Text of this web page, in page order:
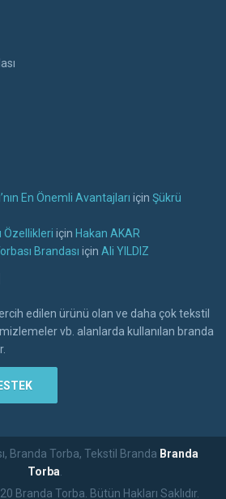
En Önemli Avantajları için Şükrü
Özellikleri için Hakan AKAR
Brandası için Ali YILDIZ
edilen ürünü olan ve daha çok tekstil
vb. alanlarda kullanılan branda
Branda Torba, Tekstil Branda Branda
Torba
Branda Torba. Bütün Hakları Saklıdır.